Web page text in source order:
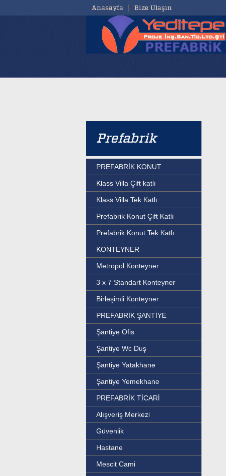
Anasayfa Bize Ulaşın
Prefabrik
PREFABRİK KONUT
Klass Villa Çift katlı
Klass Villa Tek Katlı
Prefabrik Konut Çift Katlı
Prefabrik Konut Tek Katlı
KONTEYNER
Metropol Konteyner
3 x 7 Standart Konteyner
Birleşimli Konteyner
PREFABRİK ŞANTİYE
Şantiye Ofis
Şantiye Wc Duş
Şantiye Yatakhane
Şantiye Yemekhane
PREFABRİK TİCARİ
Alışveriş Merkezi
Güvenlik
Hastane
Mescit Cami